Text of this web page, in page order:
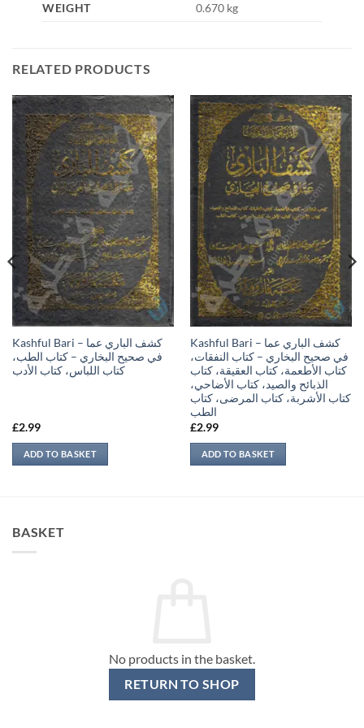
WEIGHT 0.670 kg
RELATED PRODUCTS
Kashful Bari – كشف الباري عما
في صحيح البخاري – كتاب الطب،
كتاب اللباس، كتاب الأدب
£2.99
ADD TO BASKET
Kashful Bari – كشف الباري عما
في صحيح البخاري – كتاب النفقات،
كتاب الأطعمة، كتاب العقيقة، كتاب
الذبائح والصيد، كتاب الأضاحي،
كتاب الأشربة، كتاب المرضى، كتاب
الطب
£2.99
ADD TO BASKET
BASKET
No products in the basket.
RETURN TO SHOP